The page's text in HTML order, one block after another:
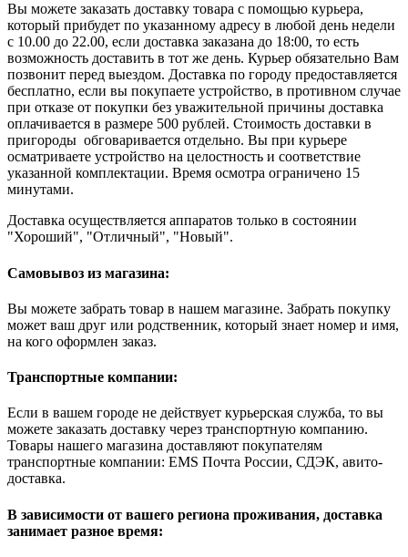
Вы можете заказать доставку товара с помощью курьера,
который прибудет по указанному адресу в любой день недели
с 10.00 до 22.00, если доставка заказана до 18:00, то есть
возможность доставить в тот же день. Курьер обязательно Вам
позвонит перед выездом. Доставка по городу предоставляется
бесплатно, если вы покупаете устройство, в противном случае
при отказе от покупки без уважительной причины доставка
оплачивается в размере 500 рублей. Стоимость доставки в
пригороды обговаривается отдельно. Вы при курьере
осматриваете устройство на целостность и соответствие
указанной комплектации. Время осмотра ограничено 15
минутами.
Доставка осуществляется аппаратов только в состоянии
"Хороший", "Отличный", "Новый".
Самовывоз из магазина:
Вы можете забрать товар в нашем магазине. Забрать покупку
может ваш друг или родственник, который знает номер и имя,
на кого оформлен заказ.
Транспортные компании:
Если в вашем городе не действует курьерская служба, то вы
можете заказать доставку через транспортную компанию.
Товары нашего магазина доставляют покупателям
транспортные компании: EMS Почта России, СДЭК, авито-
доставка.
В зависимости от вашего региона проживания, доставка
занимает разное время: